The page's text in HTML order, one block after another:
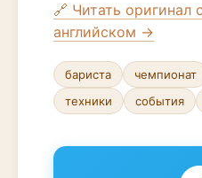
🔗 Читать оригинал
английском →
бариста чемпионат
техники
события